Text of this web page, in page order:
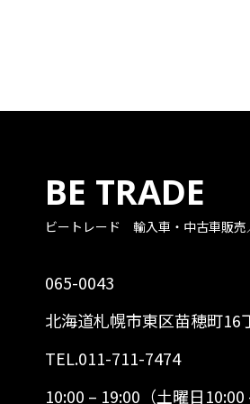
BE TRADE
ビートレード 輸入車・中古車販
065-0043
北海道札幌市東区苗穂町16
TEL.011-711-7474
10:00 – 19:00（土曜日10:00